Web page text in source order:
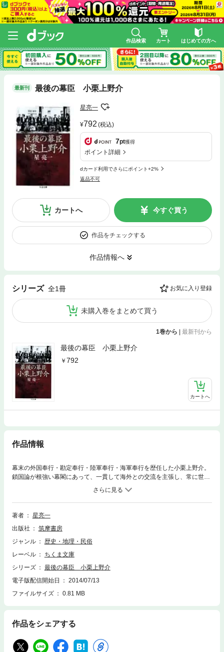
作品検索 カート はじめての方へ
最新刊 最後の幕臣 小栗上野介
星亮一
792 (税込)
7pt獲得
ポイント詳細
dカード利用でさらにポイント+2%
返品不可
カートへ 今すぐ買う
作品をチェックする
作品情報へ
シリーズ 全1冊 お気に入り登録
未購入巻をまとめて買う
1巻から | 最新刊から
最後の幕臣 小栗上野介
792
カートへ
作品情報
幕末の外国奉行・勘定奉行・陸軍奉行・海軍奉行を歴任した小栗上野介。
鎖国論が根強い幕閣にあって、一貫して海外との交流を主張し、常に世界
と時代の行方を見据えていた。逼迫する財政を支えながら、西洋から産
業・貿易・金融の制度や技術を移入し、近代軍隊の育成に努めるなど、そ
の手腕は幕政全体に及んだ。しかし、この知略溢れる主戦論者に不安を抱
く倒幕軍は、小栗追討令を出す――。江戸末期の政権を背負い、次代を準
著者
星亮一
出版社
筑摩書房
ジャンル
歴史・地理・民俗
レーベル
ちくま文庫
シリーズ
最後の幕臣 小栗上野介
電子版配信開始日
2014/07/13
ファイルサイズ
0.81 MB
作品をシェアする